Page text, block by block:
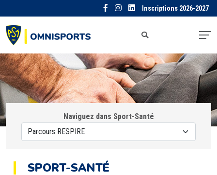
Inscriptions 2026-2027
Naviguez dans Sport-Santé
SPORT-SANTÉ